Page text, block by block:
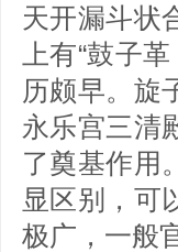
天开漏斗状
上有“鼓子
历颇早。旋
永乐宫三清
了奠基作用
显区别，可
极广，一般